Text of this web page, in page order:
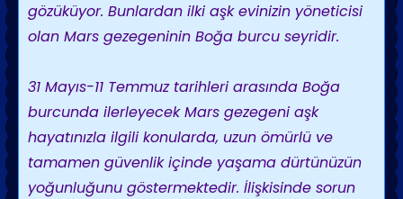
gözüküyor. Bunlardan ilki aşk evinizin yöneticisi
olan Mars gezegeninin Boğa burcu seyridir.
31 Mayıs-11 Temmuz tarihleri arasında Boğa
burcunda ilerleyecek Mars gezegeni aşk
hayatınızla ilgili konularda, uzun ömürlü ve
tamamen güvenlik içinde yaşama dürtünüzün
yoğunluğunu göstermektedir. İlişkisinde sorun